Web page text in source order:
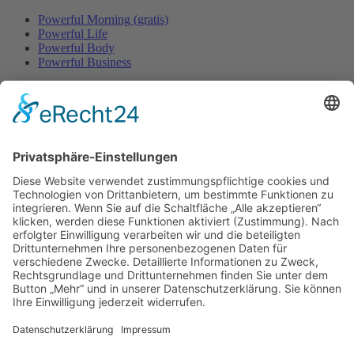
Powerful Morning (gratis)
Powerful Life
Powerful Body
Powerful Business
Event-Übersicht
Über mich
Mit mir arbeiten
Gratis
Podcast
Shop